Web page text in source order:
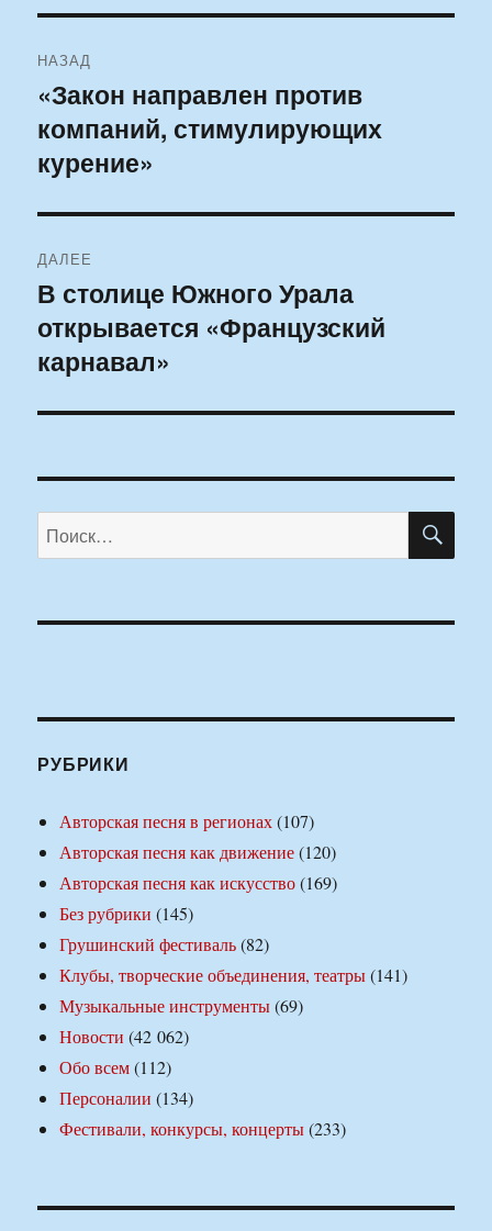
по
записям
НАЗАД
Предыдущая
запись:
«Закон направлен против
компаний, стимулирующих
курение»
ДАЛЕЕ
Следующая
запись:
В столице Южного Урала
открывается «Французский
карнавал»
Искать:
РУБРИКИ
Авторская песня в регионах(107)
Авторская песня как движение(120)
Авторская песня как искусство(169)
Без рубрики (145)
Грушинский фестиваль(82)
Клубы, творческие объединения, театры(141)
Музыкальные инструменты(69)
Новости (42 062)
Обо всем(112)
Персоналии (134)
Фестивали, конкурсы, концерты(233)